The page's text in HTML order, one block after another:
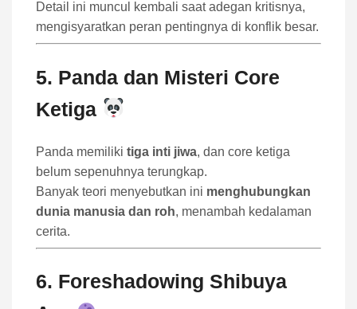
Detail ini muncul kembali saat adegan kritisnya,
mengisyaratkan peran pentingnya di konflik besar.
5. Panda dan Misteri Core
Ketiga
Panda memiliki tiga inti jiwa, dan core ketiga
belum sepenuhnya terungkap.
Banyak teori menyebutkan ini menghubungkan
dunia manusia dan roh, menambah kedalaman
cerita.
6. Foreshadowing Shibuya